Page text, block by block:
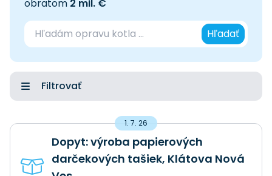
obratom 2 mil. €
Hľadať
Filtrovať
1. 7. 26
Dopyt: výroba papierových
darčekových tašiek, Klátova Nová